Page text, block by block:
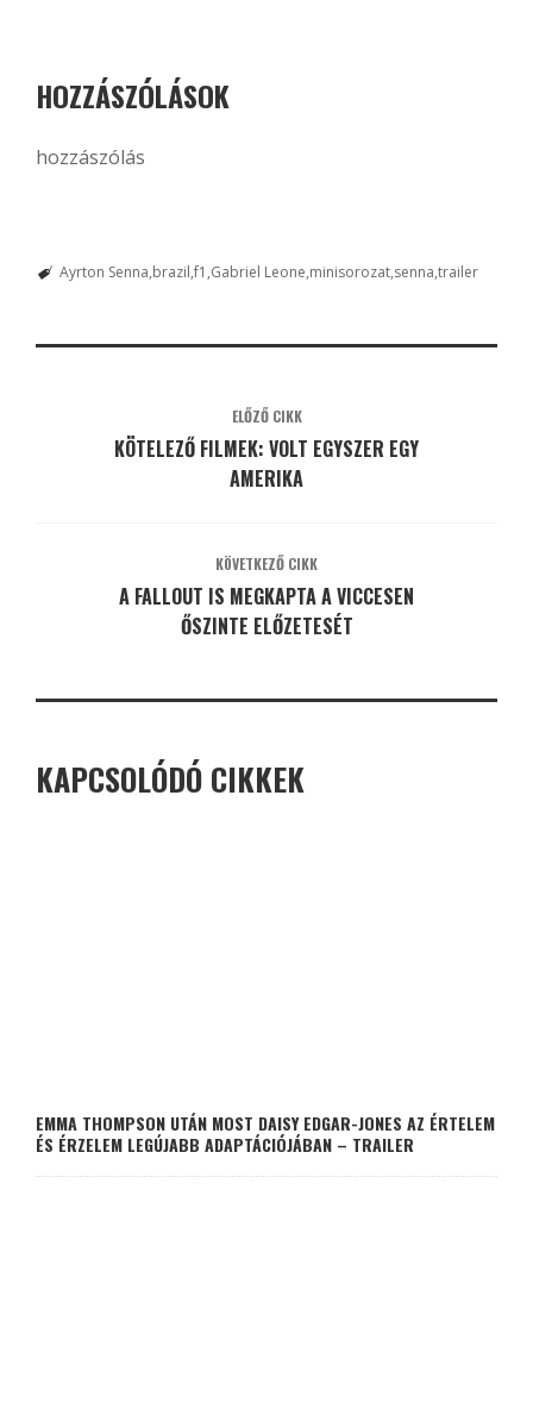
HOZZÁSZÓLÁSOK
hozzászólás
Ayrton Senna brazil f1 Gabriel Leone minisorozat senna trailer
ELŐZŐ CIKK
KÖTELEZŐ FILMEK: VOLT EGYSZER EGY
AMERIKA
KÖVETKEZŐ CIKK
A FALLOUT IS MEGKAPTA A VICCESEN
ŐSZINTE ELŐZETESÉT
KAPCSOLÓDÓ CIKKEK
EMMA THOMPSON UTÁN MOST DAISY EDGAR-JONES AZ ÉRTELEM
ÉS ÉRZELEM LEGÚJABB ADAPTÁCIÓJÁBAN – TRAILER